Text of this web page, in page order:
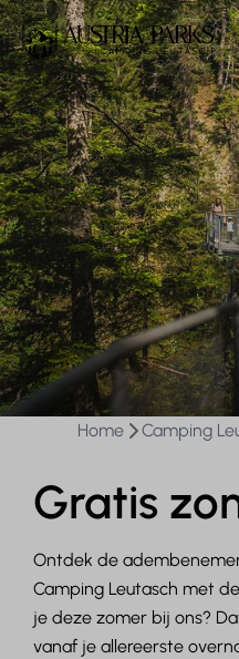
Home Camping
Gratis
Ontdek de
Camping Leutasch met
je deze zomer bij ons?
vanaf je allereerste